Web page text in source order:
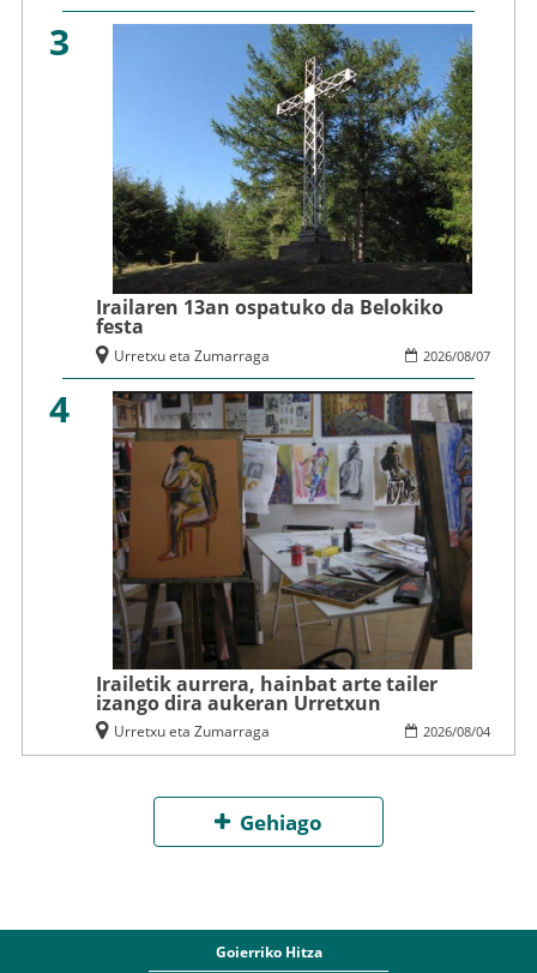
3
Irailaren 13an ospatuko da Belokiko
festa
2026/08/07
Urretxu eta Zumarraga
4
Irailetik aurrera, hainbat arte tailer
izango dira aukeran Urretxun
2026/08/04
Urretxu eta Zumarraga
Gehiago
Goierriko Hitza